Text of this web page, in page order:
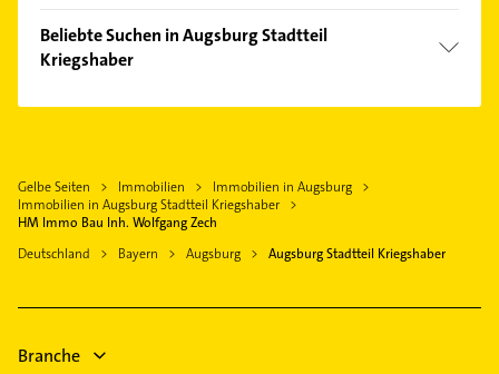
Hochfeld
Hochzoll
Innenstadt
Pfersee
Gersthofen
Diedorf
Kissing
Bobingen
Königsbrunn bei Augsburg
Elektroinstallation
Elektriker
Phoniatrie
Logopädie
Rechtsanwalt
Beliebte Suchen in Augsburg Stadtteil
Kriegshaber
Rechtsanwalt
Bauunternehmen
Dachdecker
Allgemeinarzt
Gelbe Seiten Immobilien
Immobilien in Augsburg
Immobilien in Augsburg Stadtteil Kriegshaber
HM Immo Bau Inh. Wolfgang Zech
Deutschland
Bayern Augsburg Augsburg Stadtteil Kriegshaber
Branche